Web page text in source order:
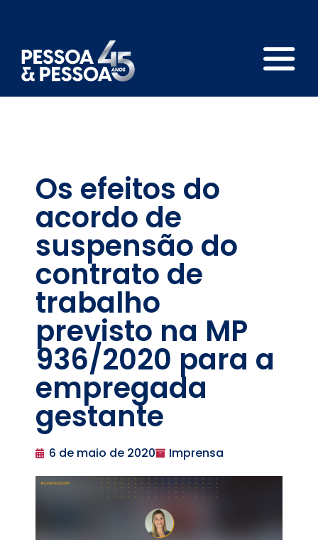
Os efeitos do
acordo de
suspensão do
contrato de
trabalho
previsto na MP
936/2020 para a
empregada
gestante
6 de maio de 2020 Imprensa